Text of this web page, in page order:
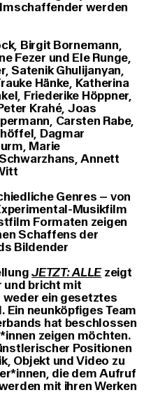
werden
Birgit Bornemann,
Fezer und Ele Runge,
Satenik Ghulijanyan,
Hänke, Katherina
Friederike Höppner,
Krahé, Joas
Carsten Rabe,
Dagmar
Marie
Annett
Genres – von
Musikfilm
Formaten zeigen
Schaffens der
Bildender
JETZT: ALLE zeigt
und bricht mit
ein gesetztes
Ein neunköpfiges Team
hat beschlossen
zeigen möchten.
Positionen
Objekt und Video zu
die dem Aufruf
mit ihren Werken